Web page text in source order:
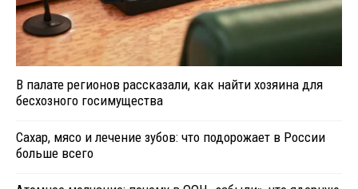
В палате регионов рассказали, как найти хозяина для
бесхозного госимущества
Сахар, мясо и лечение зубов: что подорожает в России
больше всего